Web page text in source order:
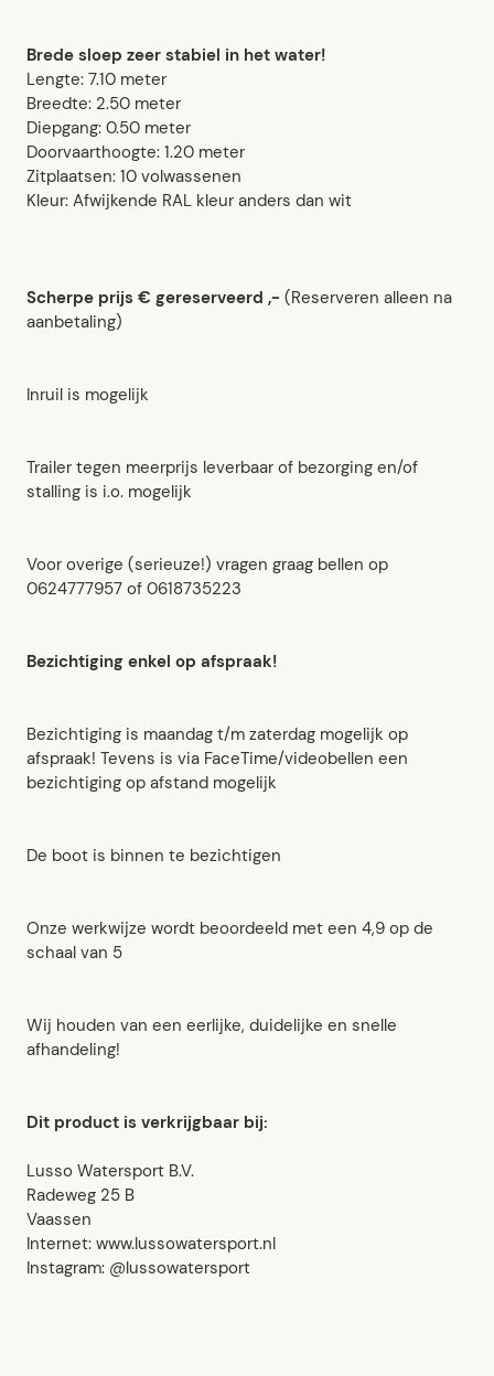
Brede sloep zeer stabiel in het water!
Lengte: 7.10 meter
Breedte: 2.50 meter
Diepgang: 0.50 meter
Doorvaarthoogte: 1.20 meter
Zitplaatsen: 10 volwassenen
Kleur: Afwijkende RAL kleur anders dan wit
Scherpe prijs € gereserveerd ,- (Reserveren alleen na
aanbetaling)
Inruil is mogelijk
Trailer tegen meerprijs leverbaar of bezorging en/of
stalling is i.o. mogelijk
Voor overige (serieuze!) vragen graag bellen op
0624777957 of 0618735223
Bezichtiging enkel op afspraak!
Bezichtiging is maandag t/m zaterdag mogelijk op
afspraak! Tevens is via FaceTime/videobellen een
bezichtiging op afstand mogelijk
De boot is binnen te bezichtigen
Onze werkwijze wordt beoordeeld met een 4,9 op de
schaal van 5
Wij houden van een eerlijke, duidelijke en snelle
afhandeling!
Dit product is verkrijgbaar bij:
Lusso Watersport B.V.
Radeweg 25 B
Vaassen
Internet: www.lussowatersport.nl
Instagram: @lussowatersport